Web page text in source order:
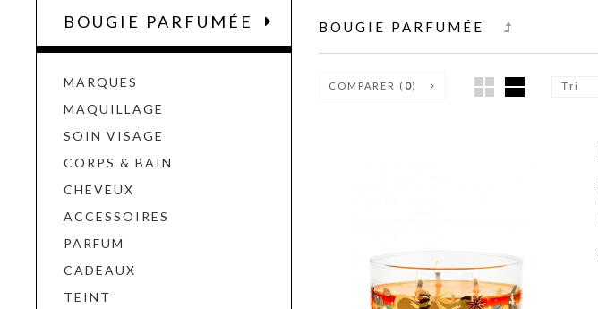
BOUGIE PARFUMÉE
MARQUES
MAQUILLAGE
SOIN VISAGE
CORPS & BAIN
CHEVEUX
ACCESSOIRES
PARFUM
CADEAUX
TEINT
BOUGIE PARFUMÉE
COMPARER ( 0) Tri